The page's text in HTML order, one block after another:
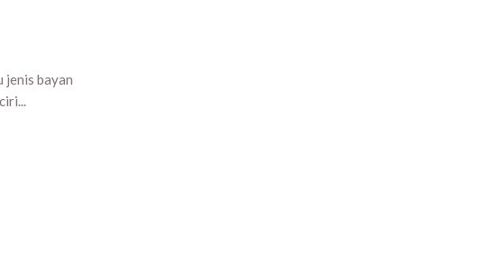
jenis bayan